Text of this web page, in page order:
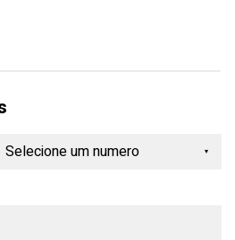
Selecione um numero